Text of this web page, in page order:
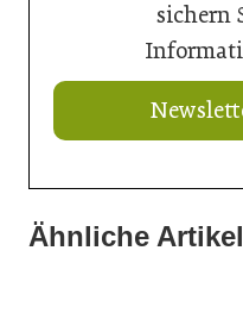
sichern
Ähnliche Artikel
20. Juli 2026